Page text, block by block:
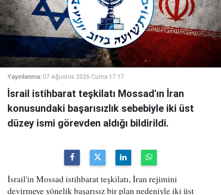
Yayınlanma: 07 Ağustos 2026 Cuma 17:17
İsrail istihbarat teşkilatı Mossad'ın İran
konusundaki başarısızlık sebebiyle iki üst
düzey ismi görevden aldığı bildirildi.
İsrail'in Mossad istihbarat teşkilatı, İran rejimini
devirmeye yönelik başarısız bir plan nedeniyle iki üst